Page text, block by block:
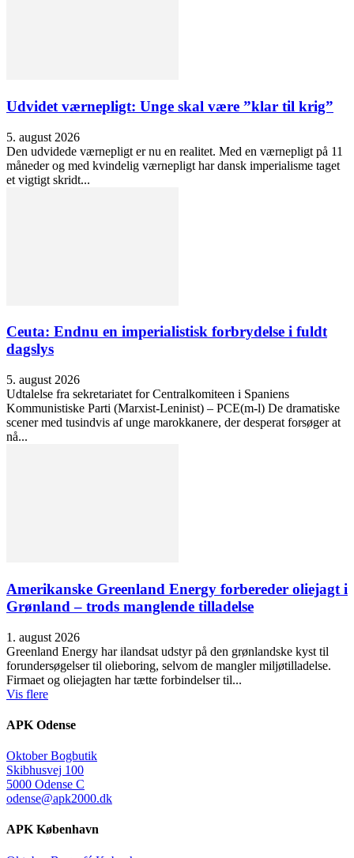
Udvidet værnepligt: Unge skal være ”klar til krig”
5. august 2026
Den udvidede værnepligt er nu en realitet. Med en værnepligt på 11
måneder og med kvindelig værnepligt har dansk imperialisme taget
et vigtigt skridt...
Ceuta: Endnu en imperialistisk forbrydelse i fuldt
dagslys
5. august 2026
Udtalelse fra sekretariatet for Centralkomiteen i Spaniens
Kommunistiske Parti (Marxist-Leninist) – PCE(m-l) De dramatiske
scener med tusindvis af unge marokkanere, der desperat forsøger at
nå...
Amerikanske Greenland Energy forbereder oliejagt i
Grønland – trods manglende tilladelse
1. august 2026
Greenland Energy har ilandsat udstyr på den grønlandske kyst til
forundersøgelser til olieboring, selvom de mangler miljøtilladelse.
Firmaet og oliejagten har tætte forbindelser til...
Vis flere
APK Odense
Oktober Bogbutik
Skibhusvej 100
5000 Odense C
odense@apk2000.dk
APK København